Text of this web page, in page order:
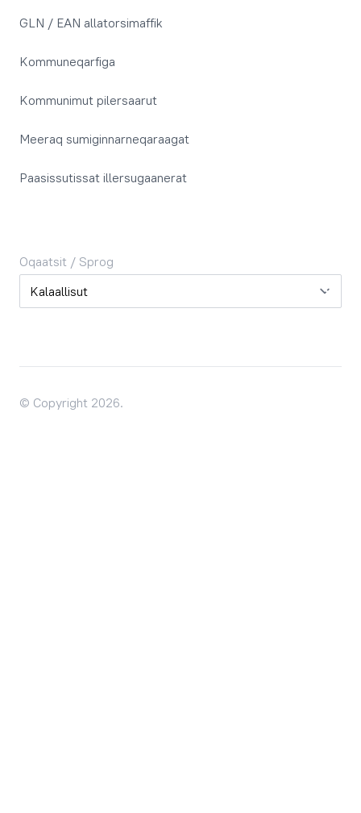
GLN / EAN allatorsimaffik
Kommuneqarfiga
Kommunimut pilersaarut
Meeraq sumiginnarneqaraagat
Paasissutissat illersugaanerat
Oqaatsit / Sprog
Oqaatsit / Sprog
© Copyright 2026.